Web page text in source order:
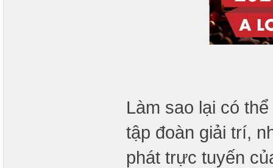
Làm sao lại có
tập đoàn giải trí,
phát trực tuyến